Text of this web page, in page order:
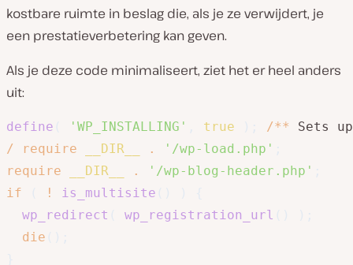
kostbare ruimte in beslag die, als je ze verwijdert, je
een prestatieverbetering kan geven.
Als je deze code minimaliseert, ziet het er heel anders
uit:
define 'WP_INSTALLING' true /**
Sets
/
require __DIR__ . '/wp-load.php'
require
__DIR__ . '/wp-blog-header.php'
if
! is_multisite
wp_redirect
wp_registration_url
die